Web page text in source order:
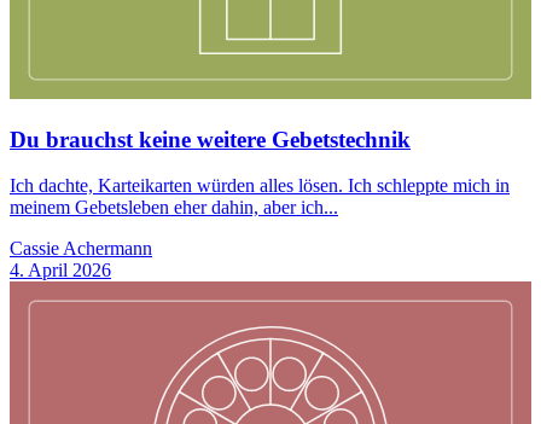
Du brauchst keine weitere Gebetstechnik
Ich dachte, Karteikarten würden alles lösen. Ich schleppte mich in
meinem Gebetsleben eher dahin, aber ich...
Cassie Achermann
4. April 2026